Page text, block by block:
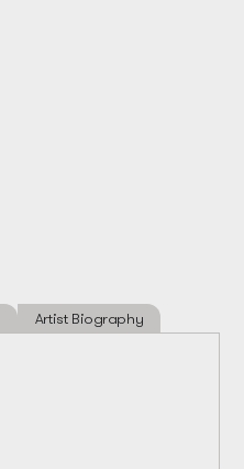
Artist Biography